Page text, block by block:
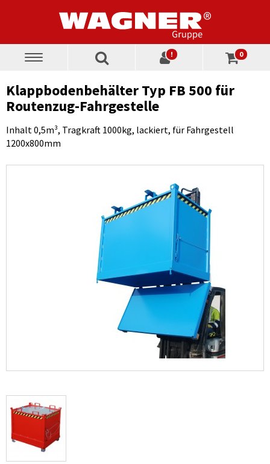
Toggle
! 0
Klappbodenbehälter Typ FB 500 für
Routenzug-Fahrgestelle
Inhalt 0,5m³, Tragkraft 1000kg, lackiert, für Fahrgestell
1200x800mm